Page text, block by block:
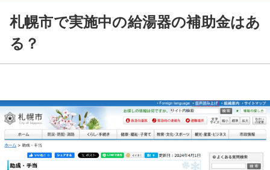
Q. 「給湯省エネ2026」は、マンションでも適用されますか？
専門家インタビュー：給湯器の補助金申請のよくあるトラブルと回避策
補助金申請の落とし穴①：申請タイミング・期限・予算に関する
トラブル
札幌市で実施中の給湯器の補助金はあ
る？